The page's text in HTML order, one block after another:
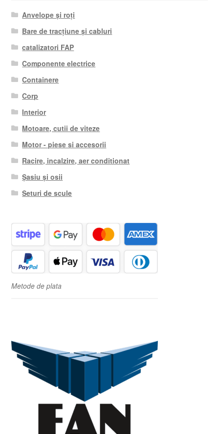
Anvelope și roți
Bare de tracțiune și cabluri
catalizatori FAP
Componente electrice
Containere
Corp
Interior
Motoare, cutii de viteze
Motor - piese si accesorii
Racire, incalzire, aer conditionat
Șasiu și osii
Seturi de scule
Metode de plata